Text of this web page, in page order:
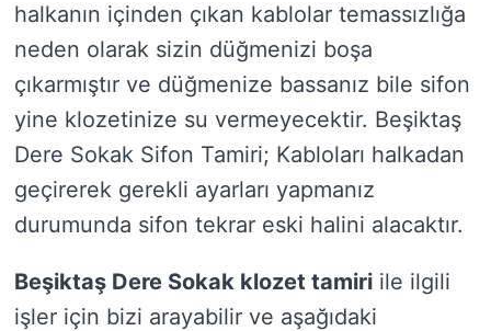
halkanın içinden çıkan kablolar temassızlığa
neden olarak sizin düğmenizi boşa
çıkarmıştır ve düğmenize bassanız bile sifon
yine klozetinize su vermeyecektir. Beşiktaş
Dere Sokak Sifon Tamiri; Kabloları halkadan
geçirerek gerekli ayarları yapmanız
durumunda sifon tekrar eski halini alacaktır.
Beşiktaş Dere Sokak klozet tamiri ile ilgili
işler için bizi arayabilir ve aşağıdaki